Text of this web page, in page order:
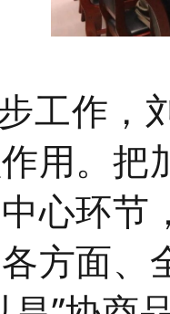
工作，
用。 把
心环节
方面、